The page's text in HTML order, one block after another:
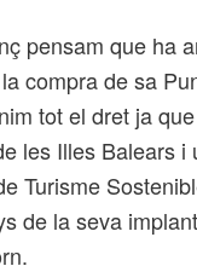
pensam que ha
compra de sa
tot el dret ja
les Illes Balears i
Turisme
de la seva